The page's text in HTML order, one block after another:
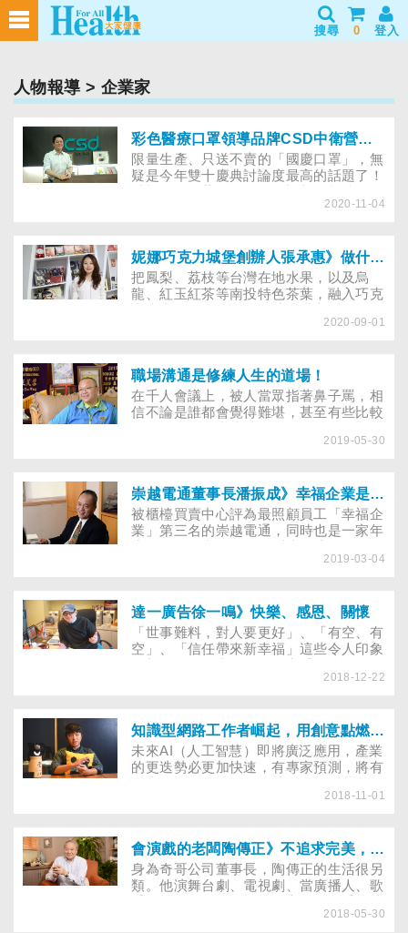
搜尋 0 登入
人物報導 > 企業家
彩色醫療口罩領導品牌CSD中衛營運長張德成》做不到最好，起碼做到我能力的最好！
限量生產、只送不賣的「國慶口罩」，無
疑是今年雙十慶典討論度最高的話題了！
徵多元且包容的文化，正是由台灣老字號
36歲的張德成為口罩賦予了新的定義，讓
過去只有在醫療院所才會出現的口罩，成
為彩色的時尚配件！作為臺灣知名醫材龍
頭第三代接班人，張德成不僅是設計師、
企業家，也是黑道三段的跆拳道教練、華
定地說：「做不到最好，我起碼做到我能
力的最好！」
2020-11-04
妮娜巧克力城堡創辦人張承惠》做什麼像什麼，是新時代女性必備技能！
把鳳梨、荔枝等台灣在地水果，以及烏
龍、紅玉紅茶等南投特色茶葉，融入巧克
2019年「ICA世界巧克力大賽」勇奪1金2
事親力親為，不僅參與巧克力的開發和製
作，也常帶領員工一起赴國外進修與學
習；而私底下，她為人女、為人媳、為人
母，有三名可愛的孩子，問她如何兼顧工
作和家庭？她笑說：「凡事全力以赴，做
2020-09-01
職場溝通是修練人生的道場！
在千人會議上，被人當眾指著鼻子罵，相
信不論是誰都會覺得難堪，甚至有些比較
獅子會300G2區總監曾鴻霖卻忍下來了！
然以對，問他是如何做到的？他說：「我
一直很崇尚日本經營之聖『稻盛和夫』用
宗教觀經營企業的理念，所以在面對誤解
時，我都會告訴自己，對方是在幫我消業
障！」或許轉念和忍辱，正是他面對溝通
2019-05-30
崇越電通董事長潘振成》幸福企業是「創造共同奮鬥的感動」！
被櫃檯買賣中心評為最照顧員工「幸福企
業」第三名的崇越電通，同時也是一家年
之所以能夠維持獲利、幸福感兩者之間的
兼顧人性化的一面。而且，不是只有獎金
跟精神上的支持，還有一套實際的行動方
案。
2019-03-04
達一廣告徐一鳴》快樂、感恩、關懷
「世事難料，對人要更好」、「有空、有
空」、「信任帶來新幸福」這些令人印象
的廣告創意人，也被許多財經雜誌稱為投
2018-12-22
知識型網路工作者崛起，用創意點燃孩子的學習熱情！
未來AI（人工智慧）即將廣泛應用，產業
的更迭勢必更加快速，有專家預測，將有
此，職場的需求多變難測，而教育與學習
2018-11-01
會演戲的老闆陶傳正》不追求完美，人生更快樂
身為奇哥公司董事長，陶傳正的生活很另
類。他演舞台劇、電視劇、當廣播人、歌
不務正業，然而，他卻認為：「很多事情
2018-05-30